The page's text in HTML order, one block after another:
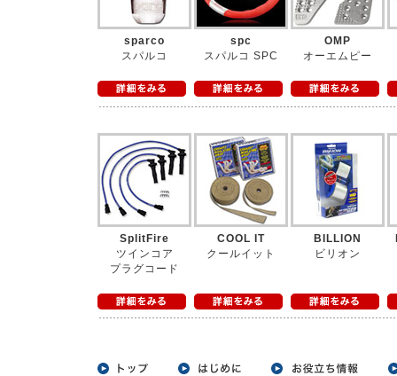
sparco
スパルコ
spc
スパルコ SPC
OMP
オーエムピー
SplitFire
ツインコア
プラグコード
COOL IT
クールイット
BILLION
ビリオン